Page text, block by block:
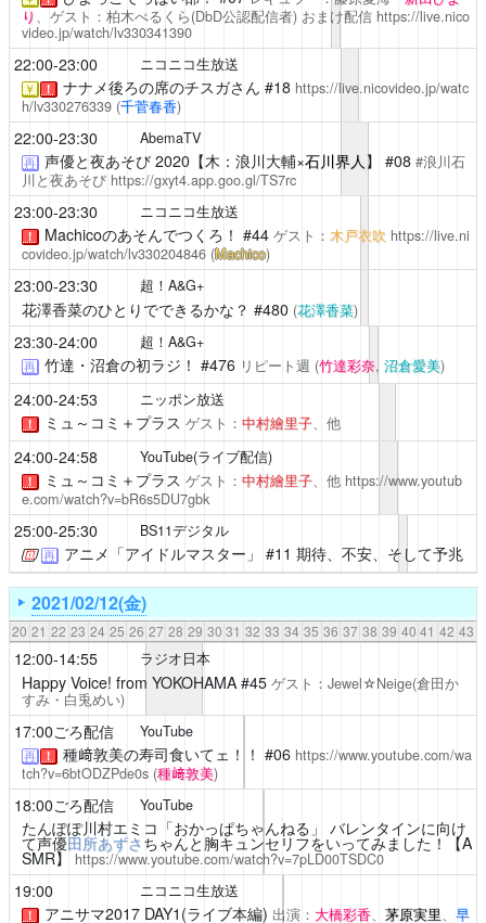
り 、ゲスト：柏木べるくら(DbD公認配信者) おまけ配信 https://live.nico
video.jp/watch/lv330341390
22:00-23:00 ニコニコ生放送
￥ ！ ナナメ後ろの席のチスガさん #18 https://live.nicovideo.jp/watc
h/lv330276339 (千菅春香)
22:00-23:30 AbemaTV
再 声優と夜あそび2020【木：浪川大輔×石川界人 】 #08 #浪川石
川と夜あそび https://gxyt4.app.goo.gl/TS7rc
23:00-23:30 ニコニコ生放送
！ Machicoのあそんでつくろ！ #44 ゲスト： 木戸衣吹 https://live.ni
covideo.jp/watch/lv330204846 (Machico)
23:00-23:30 超！A&G+
花澤香菜のひとりでできるかな？ #480 (花澤香菜)
23:30-24:00 超！A&G+
再 竹達・沼倉の初ラジ！ #476 リピート週 (竹達彩奈, 沼倉愛美)
24:00-24:53 ニッポン放送
！ ミュ～コミ＋プラス ゲスト： 中村繪里子、他
24:00-24:58 YouTube(ライブ配信)
！ ミュ～コミ＋プラス ゲスト： 中村繪里子、他 https://www.youtub
e.com/watch?v=bR6s5DU7gbk
25:00-25:30 BS11デジタル
再 アニメ「アイドルマスター」 #11 期待、不安、そして予兆
2021/02/12(金)
20 21 22 23 24 25 26 27 28 29 30 31 32 33 34 35 36 37 38 39 40 41 42 43
12:00-14:55 ラジオ日本
Happy Voice! from YOKOHAMA#45 ゲスト：Jewel☆Neige(倉田か
すみ・白兎めい)
17:00ごろ配信 YouTube
再 ！ 種﨑敦美の寿司食いてェ！！ #06 https://www.youtube.com/wa
tch?v=6btODZPde0s (種﨑敦美)
18:00ごろ配信 YouTube
たんぽぽ川村エミコ「おかっぱちゃんねる」 バレンタインに向け
て声優田所あずさちゃんと胸キュンセリフをいってみました！【A
SMR】 https://www.youtube.com/watch?v=7pLD00TSDC0
19:00 ニコニコ生放送
！ アニサマ2017DAY1(ライブ本編) 出演： 大橋彩香、 茅原実里、 早